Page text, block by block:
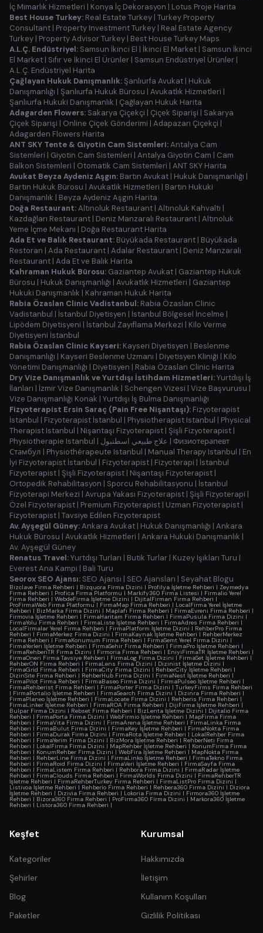
İç Mimarlık Hizmetleri | Konya İç Dekorasyon | Lotus Proje Harita
Best House Turkey: Real Estate Turkey | Turkey Property
Consultant | Property Investment Turkey | Real Estate Agency
Turkey | Property Advisor Turkey | Best House Turkey Maps
A.L.Ç. Endüstriyel: Samsun İkinci El | İkinci El Market | Samsun İkinci
El Market | Sıfır ve İkinci El Ürünler | Samsun Endüstriyel Ürünler |
A.L.Ç. Endüstriyel Harita
Çağlayan Hukuk Danışmanlık:Şanlıurfa Avukat | Hukuk
Danışmanlığı | Şanlıurfa Hukuk Bürosu | Avukatlık Hizmetleri |
Şanlıurfa Hukuki Danışmanlık | Çağlayan Hukuk Harita
Adagarden Flowers: Sakarya Çiçekçi | Çiçek Siparişi | Sakarya
Çiçek Siparişi | Online Çiçek Gönderimi | Adapazarı Çiçekçi |
Adagarden Flowers Harita
ANT SKY Tente & Giyotin Cam Sistemleri:Antalya Cam
Sistemleri | Giyotin Cam Sistemleri | Antalya Giyotin Cam | Cam
Balkon Sistemleri | Otomatik Cam Sistemleri | ANT SKY Harita
Avukat Beyza Aydeniz Aşgın: Bartın Avukat | Hukuk Danışmanlığı |
Bartın Hukuk Bürosu | Avukatlık Hizmetleri | Bartın Hukuki
Danışmanlık | Beyza Aydeniz Aşgın Harita
Doğa Restaurant:Altınoluk Restaurant | Altınoluk Kahvaltı |
Kazdağları Restaurant | Deniz Manzaralı Restaurant | Altınoluk
Yeme İçme Mekanı | Doğa Restaurant Harita
Ada Et ve Balık Restaurant: Büyükada Restaurant | Büyükada
Restoran | Ada Restaurant | Adalar Restaurant | Deniz Manzaralı
Restaurant | Ada Et ve Balık Harita
Kahraman Hukuk Bürosu: Gaziantep Avukat | Gaziantep Hukuk
Bürosu | Hukuk Danışmanlığı | Avukatlık Hizmetleri | Gaziantep
Hukuki Danışmanlık | Kahraman Hukuk Harita
Rabia Özaslan Clinic Vadistanbul: Rabia Özaslan Clinic
Vadistanbul | İstanbul Diyetisyen | İstanbul Bölgesel İncelme |
Lipödem Diyetisyeni | İstanbul Zayıflama Merkezi | Kilo Verme
Diyetisyeni İstanbul
Rabia Özaslan Clinic Kayseri: Kayseri Diyetisyen | Beslenme
Danışmanlığı | Kayseri Beslenme Uzmanı | Diyetisyen Kliniği | Kilo
Yönetimi Danışmanlığı | Diyetisyen | Rabia Özaslan Clinic Harita
Dry Vize Danışmanlık ve Yurtdışı İstihdam Hizmetleri:Yurtdışı İş
İlanları | İzmir Vize Danışmanlık | Schengen Vizesi | Vize Başvurusu |
Vize Danışmanlığı Konak | Yurtdışı İş Bulma Danışmanlığı
Fizyoterapist Ersin Saraç (Pain Free Nişantaşı): Fizyoterapist
İstanbul | Fizyoterapist İstanbul | Physiotherapist Istanbul | Physical
Therapist Istanbul | Nişantaşı Fizyoterapist | Şişli Fizyoterapist |
Physiotherapie Istanbul | علاج طبيعي اسطنبول | Физиотерапевт
Стамбул | Physiothérapeute Istanbul | Manual Therapy Istanbul | En
İyi Fizyoterapist İstanbul | Fizyoterapist | Fizyoterapi | İstanbul
Fizyoterapist | Şişli Fizyoterapist | Nişantaşı Fizyoterapist |
Ortopedik Rehabilitasyon | Sporcu Rehabilitasyonu | İstanbul
Fizyoterapi Merkezi | Avrupa Yakası Fizyoterapist | Şişli Fizyoterapi |
Özel Fizyoterapist | Premium Fizyoterapist | Uzman Fizyoterapist |
Fizyoterapist | Tavsiye Edilen Fizyoterapist
Av. Ayşegül Güney:Ankara Avukat | Hukuk Danışmanlığı | Ankara
Hukuk Bürosu | Avukatlık Hizmetleri | Ankara Hukuki Danışmanlık |
Av. Ayşegül Güney
Renatus Travel:Yurtdışı Turları | Butik Turlar | Kuzey Işıkları Turu |
Everest Ana Kampı | Bali Turu
Seorox SEO Ajansı: SEO Ajansı | SEO Ajansları | Seyahat Blogu
Bizclave Firma Rehberi | Bizquora Firma Dizini | Profilya İşletme Rehberi | Zeymedya
Firma Rehberi | Profica Firma Platformu | Markify360 Firma Listesi | Firmalio Yerel
Firma Rehberi | WebdeFirma İşletme Dizini | DijitalFirman Firma Rehberi |
ProFirmaWeb Firma Platformu | FirmaMap Firma Rehberi | LocalFirma Yerel İşletme
Rehberi | BizMarka Firma Dizini | Maplafi Firma Rehberi | FirmaEvreni Firma Rehberi |
Firmovia İşletme Rehberi | FirmaHaritam Firma Rehberi | FirmaPusula Firma Dizini |
FirmaYolu Firma Rehberi | FirmaListe İşletme Rehberi | FirmaAdres Firma Rehberi |
LocalFirmalar Yerel Firma Rehberi | FirmaPlatform İşletme Dizini | RehberPro Firma
Rehberi | FirmaMerkez Firma Dizini | FirmaKaynak İşletme Rehberi | RehberMerkez
Firma Rehberi | FirmaKonumum Firma Rehberi | FirmaSemt Yerel Firma Dizini |
FirmaYerleri İşletme Rehberi | FirmaSehir Firma Rehberi | FirmaPro İşletme Rehberi |
FirmaRehberiTR Firma Dizini | Firmoria Firma Rehberi | EniyiFirmaTR İşletme Rehberi |
FirmaOneri Firma Tavsiye Rehberi | FirmaLog Firma Dizini |FirmaSet İşletme Rehberi |
RehberON Firma Rehberi | FirmaLens Firma Dizini | Dizinist İşletme Dizini |
FirmaGrid Firma Rehberi | FirmaCity Firma Dizini | RehberCity İşletme Rehberi |
DizinSite Firma Rehberi | RehberHub Firma Dizini | FirmaNest İşletme Rehberi |
FirmaPilot Firma Rehberi | FirmaBaseo Firma Dizini | FirmaPulseo İşletme Rehberi |
FirmaRehberist Firma Rehberi | FirmaPorter Firma Dizini | TurkeyFirms Firma Rehberi
| FirmaPortalio İşletme Rehberi | FirmaSearch Firma Dizini | Dizinra Firma Rehberi |
FirmaPlaneo İşletme Rehberi | FirmaLocate Firma Dizini | Rehberis Firma Rehberi |
FirmaLinker İşletme Rehberi | FirmaROA Firma Rehberi | DijiFirma İşletme Rehberi |
Bulpar Firma Dizini | Rebset Firma Rehberi | BizLenta İşletme Dizini | Dijitalio Firma
Rehberi | FirmaPorta Firma Dizini | WebFirmio İşletme Rehberi | MapFirma Firma
Rehberi | FirmaVita Firma Dizini | FirmaArena İşletme Rehberi | FirmaLinka Firma
Rehberi | FirmaBulut Firma Dizini | FirmaKey İşletme Rehberi | FirmaNokta Firma
Rehberi | FirmaDurak Firma Dizini | FirmaRota İşletme Rehberi | LokalRehber Firma
Rehberi | FirmaYerim Firma Dizini | BizMora İşletme Rehberi | RehberNeti Firma
Rehberi | LokalFirma Firma Dizini | MapRehber İşletme Rehberi | KonumFirma Firma
Rehberi | KonumRehber Firma Dizini | WebFira İşletme Rehberi | MapNokta Firma
Rehberi | RehberLine Firma Dizini | FirmaLinko İşletme Rehberi | FirmaTekno Firma
Rehberi | FirmaRoid Firma Dizini | FirmaVeri İşletme Rehberi | FirmaSayfa Firma
Rehberi | FirmaListem Firma Rehberi | Rehbora Firma Dizini | FirmaRadar İşletme
Rehberi | FirmaClouds Firma Rehberi | FirmaWorlds Firma Dizini | FirmaRehberTR
İşletme Rehberi | FirmaRehberTurkey Firma Rehberi | FirmaListPro Firma Dizini |
Listivoa İşletme Rehberi | Rehberio Firma Rehberi | Rehbera360 Firma Dizini | Diziora
İşletme Rehberi | Dizivia Firma Rehberi | Lokoria Firma Dizini | Firmora360 İşletme
Rehberi | Bizora360 Firma Rehberi | ProFirma360 Firma Dizini | Markora360 İşletme
Rehberi | Listora360 Firma Rehberi |
Keşfet
Kategoriler
Şehirler
Blog
Paketler
Kurumsal
Hakkımızda
İletişim
Kullanım Koşulları
Gizlilik Politikası